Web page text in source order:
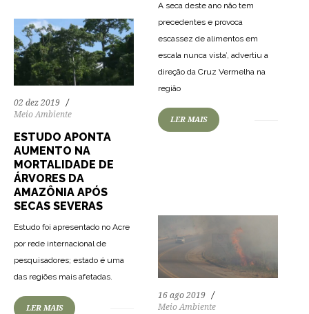
A seca deste ano não tem
precedentes e provoca
escassez de alimentos em
escala nunca vista’, advertiu a
direção da Cruz Vermelha na
região
LER MAIS
02 dez 2019
Meio Ambiente
ESTUDO APONTA
AUMENTO NA
MORTALIDADE DE
ÁRVORES DA
AMAZÔNIA APÓS
SECAS SEVERAS
Estudo foi apresentado no Acre
por rede internacional de
pesquisadores; estado é uma
das regiões mais afetadas.
LER MAIS
16 ago 2019
Meio Ambiente
51 1018